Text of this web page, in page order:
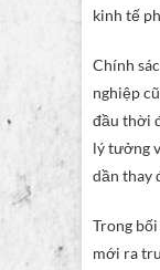
kinh tế
Chính
nghiệp
đầu thời
lý tưởng
dần thay
Trong
mới ra